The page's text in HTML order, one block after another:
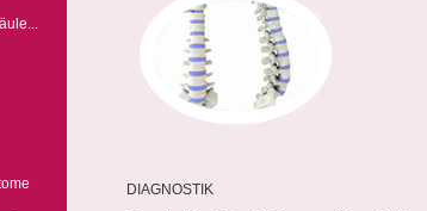
DIAGNOSTIK